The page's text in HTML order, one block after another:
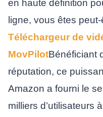
en haute définition
ligne, vous êtes
Téléchargeur de
MovPilotBénéficiant
réputation, ce
Amazon a fourni le
milliers d’utilisateurs